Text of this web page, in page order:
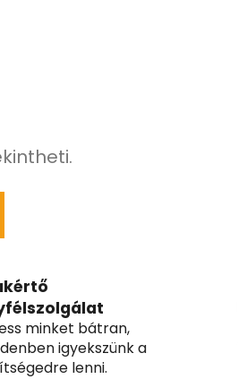
minket bátran,
igyekszünk a
lenni.